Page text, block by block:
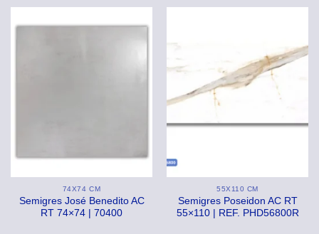
74X74 CM
Semigres José Benedito AC
RT 74×74 | 70400
55X110 CM
Semigres Poseidon AC RT
55×110 | REF. PHD56800R